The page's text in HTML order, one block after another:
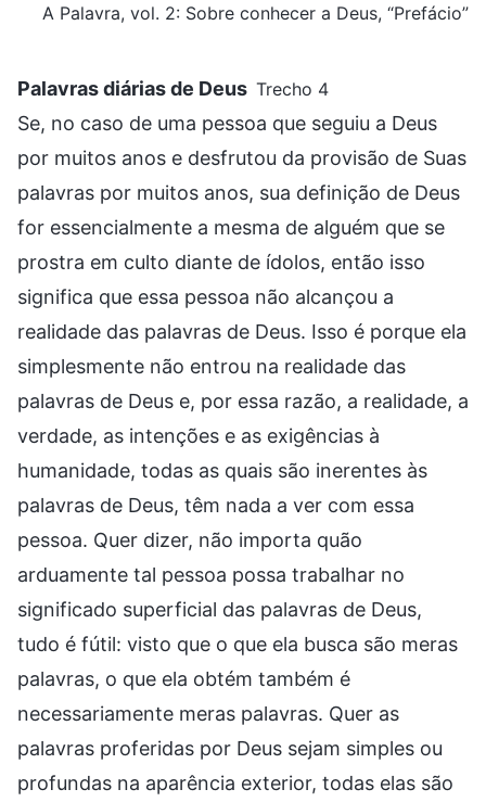
A Palavra, vol. 2: Sobre conhecer a Deus, “Prefácio”
Palavras diárias de Deus Trecho 4
Se, no caso de uma pessoa que seguiu a Deus
por muitos anos e desfrutou da provisão de Suas
palavras por muitos anos, sua definição de Deus
for essencialmente a mesma de alguém que se
prostra em culto diante de ídolos, então isso
significa que essa pessoa não alcançou a
realidade das palavras de Deus. Isso é porque ela
simplesmente não entrou na realidade das
palavras de Deus e, por essa razão, a realidade, a
verdade, as intenções e as exigências à
humanidade, todas as quais são inerentes às
palavras de Deus, têm nada a ver com essa
pessoa. Quer dizer, não importa quão
arduamente tal pessoa possa trabalhar no
significado superficial das palavras de Deus,
tudo é fútil: visto que o que ela busca são meras
palavras, o que ela obtém também é
necessariamente meras palavras. Quer as
palavras proferidas por Deus sejam simples ou
profundas na aparência exterior, todas elas são